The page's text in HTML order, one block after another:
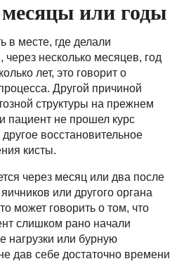
или годы
в месте, где делали
несколько месяцев, год
лет, это говорит о
Другой причиной
структуры на прежнем
пациент не прошел курс
восстановительное
кисты.
через месяц или два после
или другого органа
может говорить о том, что
слишком рано начали
нагрузки или бурную
дав себе достаточно времени